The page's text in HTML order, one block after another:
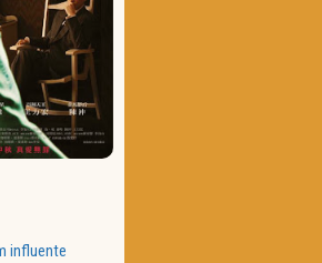
influente